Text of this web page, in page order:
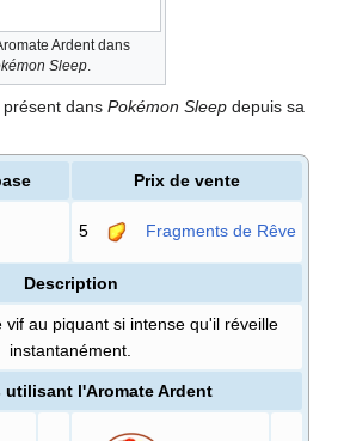
Ardent dans
Sleep.
présent dans Pokémon Sleep depuis sa
Prix de vente
5 Fragments de Rêve
Description
vif au piquant si intense qu'il réveille
instantanément.
utilisant l'Aromate Ardent